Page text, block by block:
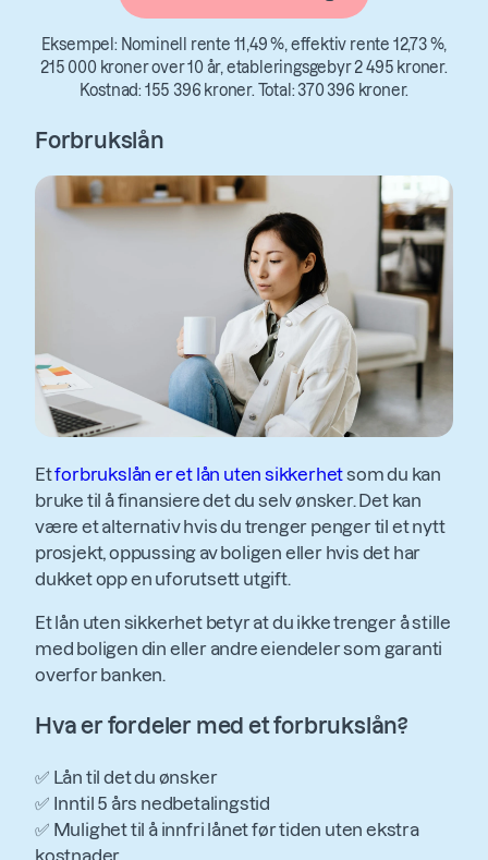
Eksempel: Nominell rente 11,49 %, effektiv rente 12,73 %,
215 000 kroner over 10 år, etableringsgebyr 2 495 kroner.
Kostnad: 155 396 kroner. Total: 370 396 kroner.
Forbrukslån
Etforbrukslån er et lån uten sikkerhetsom du kan
bruke til å finansiere det du selv ønsker. Det kan
være et alternativ hvis du trenger penger til et nytt
prosjekt, oppussing av boligen eller hvis det har
dukket opp en uforutsett utgift.
Et lån uten sikkerhet betyr at du ikke trenger å stille
med boligen din eller andre eiendeler som garanti
overfor banken.
Hva er fordeler med et forbrukslån?
✅ Lån til det du ønsker
✅ Inntil 5 års nedbetalingstid
✅ Mulighet til å innfri lånet før tiden uten ekstra
kostnader